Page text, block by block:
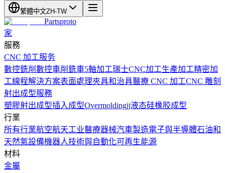
繁體中文ZH-TW
Partsproto
家
服務
CNC 加工服务
數控銑削 數控車削 銑車5軸加工瑞士CNC加工生產加工精密加
工線程解決方案表面處理夾具和治具醫療 CNC 加工CNC 雕刻
射出成型服務
塑膠射出成型插入成型Overmoldingjj液态硅橡胶成型
行業
所有行業航空航天工业醫療器械汽車製造電子與半導體石油和
天然氣設備機器人技術與自動化可再生能源
材料
金屬